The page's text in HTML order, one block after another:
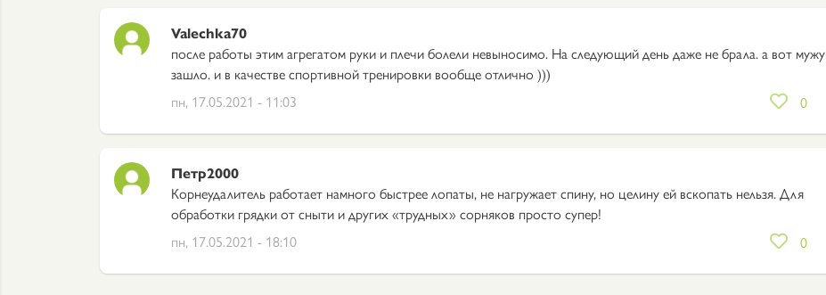
Valechka70
после работы этим агрегатом руки и плечи болели невыносимо. На следующий день даже не брала. а вот мужу
зашло. и в качестве спортивной тренировки вообще отлично )))
пн, 17.05.2021 - 11:03
0
Петр2000
Корнеудалитель работает намного быстрее лопаты, не нагружает спину, но целину ей вскопать нельзя. Для
обработки грядки от сныти и других «трудных» сорняков просто супер!
пн, 17.05.2021 - 18:10
0